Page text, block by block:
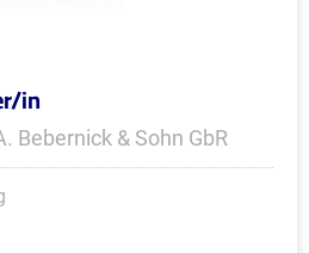
in
Bebernick & Sohn GbR